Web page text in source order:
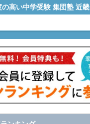
高い中学受験 集団塾 近畿